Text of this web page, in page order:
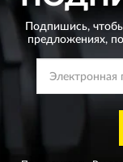
Подпишись,
предложениях,